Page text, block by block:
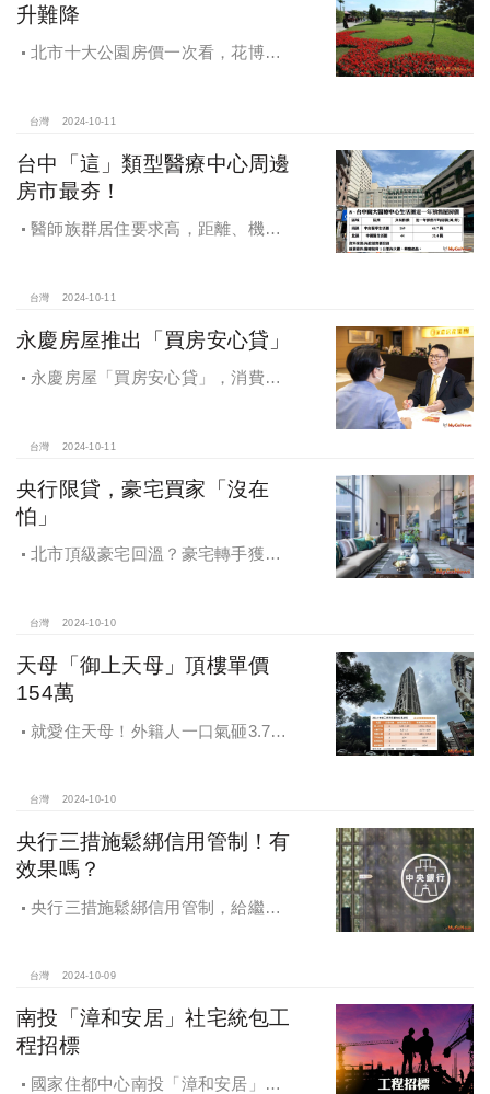
升難降
北市十大公園房價一次看，花博年
台灣 2024-10-11
台中「這」類型醫療中心周邊
房市最夯！
醫師族群居住要求高，距離、機能
台灣 2024-10-11
永慶房屋推出「買房安心貸」
永慶房屋「買房安心貸」，消費者
產交易安全
台灣 2024-10-11
央行限貸，豪宅買家「沒在
怕」
北市頂級豪宅回溫？豪宅轉手獲利
台灣 2024-10-10
天母「御上天母」頂樓單價
154萬
就愛住天母！外籍人一口氣砸3.78
台灣 2024-10-10
央行三措施鬆綁信用管制！有
效果嗎？
央行三措施鬆綁信用管制，給繼
台灣 2024-10-09
南投「漳和安居」社宅統包工
程招標
國家住都中心南投「漳和安居」社